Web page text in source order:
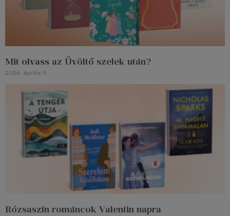
Mit olvass az Üvöltő szelek után?
2026. április 9.
Rózsaszín románcok Valentin napra